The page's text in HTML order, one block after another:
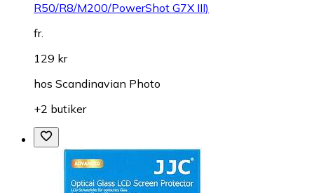
R50/R8/M200/PowerShot G7X III)
fr.
129 kr
hos Scandinavian Photo
+2 butiker